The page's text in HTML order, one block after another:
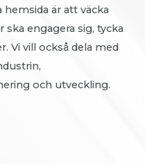
är att väcka
engagera sig, tycka
Vi vill också dela med
och utveckling.